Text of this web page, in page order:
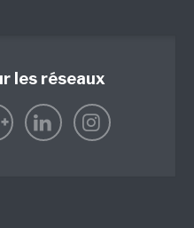
les réseaux